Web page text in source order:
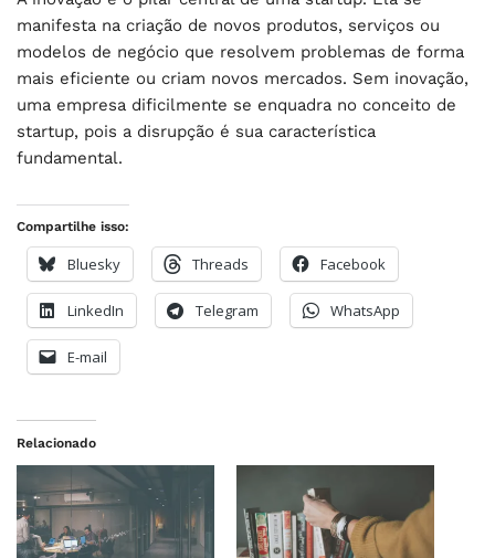
manifesta na criação de novos produtos, serviços ou
modelos de negócio que resolvem problemas de forma
mais eficiente ou criam novos mercados. Sem inovação,
uma empresa dificilmente se enquadra no conceito de
startup, pois a disrupção é sua característica
fundamental.
Compartilhe isso:
Bluesky Threads Facebook
LinkedIn Telegram WhatsApp
E-mail
Relacionado